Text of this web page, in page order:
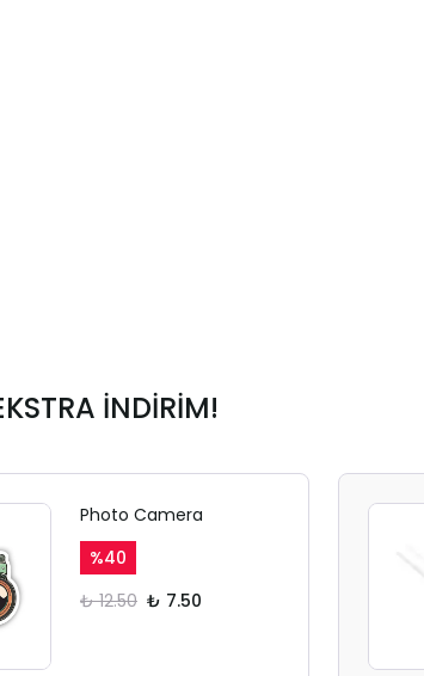
İNDİRİM!
Photo Camera
%40
₺ 12.50 ₺ 7.50